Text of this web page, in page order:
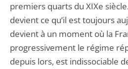
premiers quarts du XIXe
devient ce qu’il est toujours
devient à un moment où la
progressivement le régime
depuis lors, est indissociable